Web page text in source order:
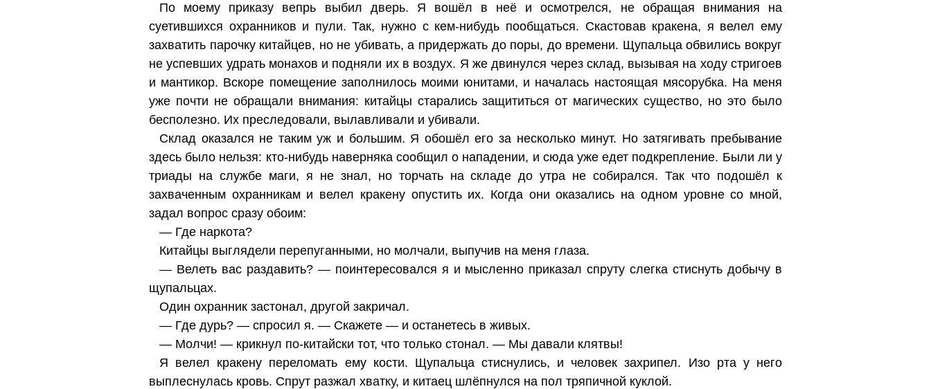
По моему приказу вепрь выбил дверь. Я вошёл в неё и осмотрелся, не обращая внимания на
суетившихся охранников и пули. Так, нужно с кем-нибудь пообщаться. Скастовав кракена, я велел ему
захватить парочку китайцев, но не убивать, а придержать до поры, до времени. Щупальца обвились вокруг
не успевших удрать монахов и подняли их в воздух. Я же двинулся через склад, вызывая на ходу стригоев
и мантикор. Вскоре помещение заполнилось моими юнитами, и началась настоящая мясорубка. На меня
уже почти не обращали внимания: китайцы старались защититься от магических существо, но это было
бесполезно. Их преследовали, вылавливали и убивали.
Склад оказался не таким уж и большим. Я обошёл его за несколько минут. Но затягивать пребывание
здесь было нельзя: кто-нибудь наверняка сообщил о нападении, и сюда уже едет подкрепление. Были ли у
триады на службе маги, я не знал, но торчать на складе до утра не собирался. Так что подошёл к
захваченным охранникам и велел кракену опустить их. Когда они оказались на одном уровне со мной,
задал вопрос сразу обоим:
— Где наркота?
Китайцы выглядели перепуганными, но молчали, выпучив на меня глаза.
— Велеть вас раздавить? — поинтересовался я и мысленно приказал спруту слегка стиснуть добычу в
щупальцах.
Один охранник застонал, другой закричал.
— Где дурь? — спросил я. — Скажете — и останетесь в живых.
— Молчи! — крикнул по-китайски тот, что только стонал. — Мы давали клятвы!
Я велел кракену переломать ему кости. Щупальца стиснулись, и человек захрипел. Изо рта у него
выплеснулась кровь. Спрут разжал хватку, и китаец шлёпнулся на пол тряпичной куклой.